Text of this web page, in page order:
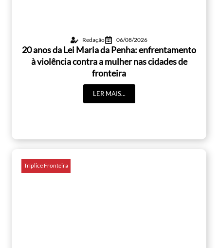
Redação 06/08/2026
20 anos da Lei Maria da Penha: enfrentamento
à violência contra a mulher nas cidades de
fronteira
LER MAIS...
Tríplice Fronteira